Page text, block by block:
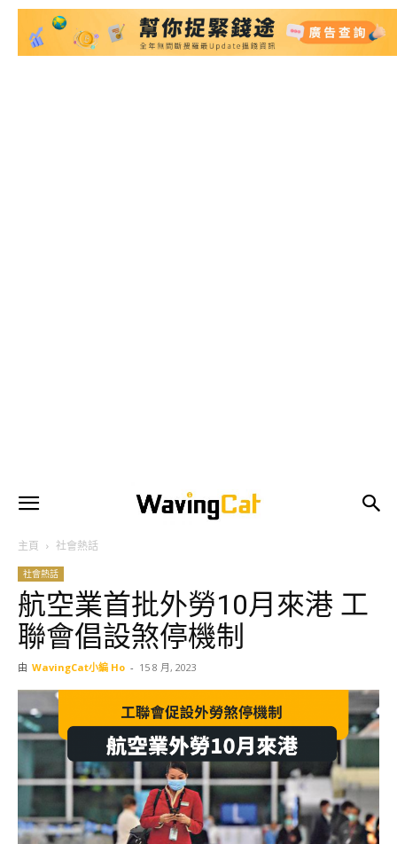
主頁 社會熱話
社會熱話
航空業首批外勞10月來港 工
聯會倡設煞停機制
由 WavingCat小編 Ho - 15 8 月, 2023